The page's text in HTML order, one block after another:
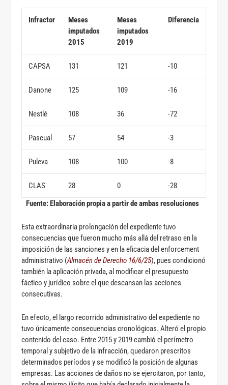
Infractor
Meses
imputados
2015
Meses
imputados
2019
Diferencia
CAPSA 131 121 -10
Danone 125 109 -16
Nestlé 108 36 -72
Pascual 57 54 -3
Puleva 108 100 -8
CLAS 28 0
-28
Fuente: Elaboración propia a partir de ambas resoluciones
Esta extraordinaria prolongación del expediente tuvo
consecuencias que fueron mucho más allá del retraso en la
imposición de las sanciones y en la eficacia del enforcement
administrativo (Almacén de Derecho 16/6/25), pues condicionó
también la aplicación privada, al modificar el presupuesto
fáctico y jurídico sobre el que descansan las acciones
consecutivas.
En efecto, el largo recorrido administrativo del expediente no
tuvo únicamente consecuencias cronológicas. Alteró el propio
contenido del caso. Entre 2015 y 2019 cambió el perímetro
temporal y subjetivo de la infracción, quedaron prescritos
determinados períodos y se modificó la posición de algunas
empresas. Las acciones de daños no se ejercitaron, por tanto,